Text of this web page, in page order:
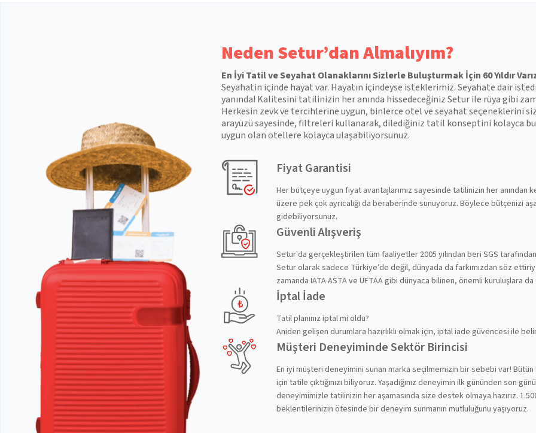
Neden Setur’dan Almalıyım?
En İyi Tatil ve Seyahat Olanaklarını Sizlerle Buluşturmak İçin 60 Yıldır
Seyahatin içinde hayat var. Hayatın içindeyse isteklerimiz. Seyahate dair
yanında! Kalitesini tatilinizin her anında hissedeceğiniz Setur ile rüya gibi
Herkesin zevk ve tercihlerine uygun, binlerce otel ve seyahat seçeneklerini
arayüzü sayesinde, filtreleri kullanarak, dilediğiniz tatil konseptini kolayca
uygun olan otellere kolayca ulaşabiliyorsunuz.
Fiyat Garantisi
Her bütçeye uygun fiyat avantajlarımız sayesinde tatilinizin her anından
üzere pek çok ayrıcalığı da beraberinde sunuyoruz. Böylece bütçenizi
gidebiliyorsunuz.
Güvenli Alışveriş
Setur'da gerçekleştirilen tüm faaliyetler 2005 yılından beri SGS
Setur olarak sadece Türkiye’de değil, dünyada da farkımızdan söz
zamanda IATA ASTA ve UFTAA gibi dünyaca bilinen, önemli kuruluşlara
İptal İade
Tatil planınız iptal mi oldu?
Aniden gelişen durumlara hazırlıklı olmak için, iptal iade güvencesi ile
Müşteri Deneyiminde Sektör Birincisi
En iyi müşteri deneyimini sunan marka seçilmemizin bir sebebi var!
için tatile çıktığınızı biliyoruz. Yaşadığınız deneyimin ilk gününden son
deneyimimizle tatilinizin her aşamasında size destek olmaya hazırız.
beklentilerinizin ötesinde bir deneyim sunmanın mutluluğunu yaşıyoruz.